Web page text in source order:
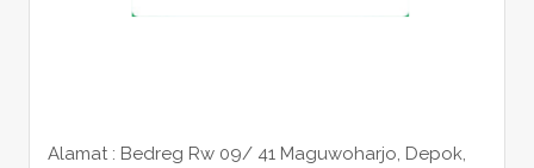
Alamat : Bedreg Rw 09/ 41 Maguwoharjo, Depok,